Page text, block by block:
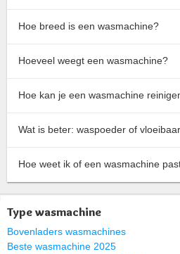
Hoe breed is een wasmachine?
Hoeveel weegt een wasmachine?
Hoe kan je een wasmachine
Wat is beter: waspoeder of
Hoe weet ik of een wasmachine
Type wasmachine
Bovenladers wasmachines
Beste wasmachine 2025